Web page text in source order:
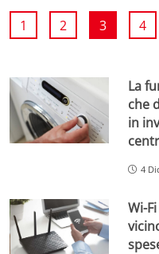
1 2 3 4
La
che
in
4
Wi-